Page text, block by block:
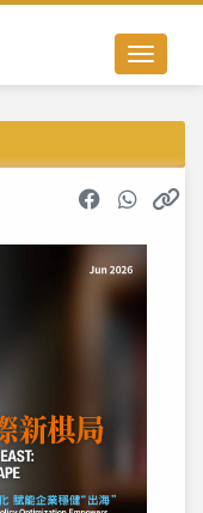
Toggle